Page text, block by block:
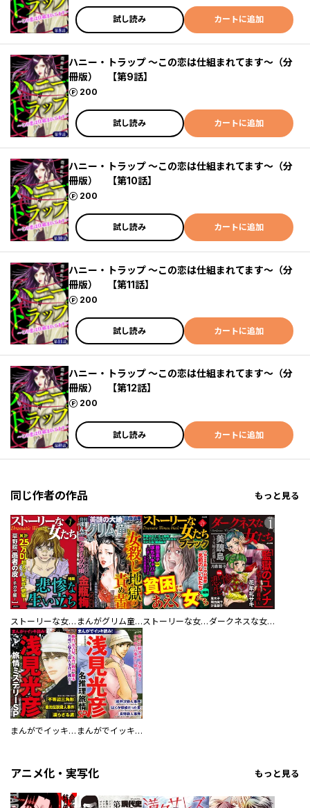
試し読み カートに追加
ハニー・トラップ ～この恋は仕組まれてます～（分
冊版） 【第9話】
200
ポイント
試し読み カートに追加
ハニー・トラップ ～この恋は仕組まれてます～（分
冊版） 【第10話】
200
ポイント
試し読み カートに追加
ハニー・トラップ ～この恋は仕組まれてます～（分
冊版） 【第11話】
200
ポイント
試し読み カートに追加
ハニー・トラップ ～この恋は仕組まれてます～（分
冊版） 【第12話】
200
ポイント
試し読み カートに追加
同じ作者の作品 もっと見る
ストーリーな女たち まんがグリム童話 ストーリーな女たち ブラック ダークネスな女たち
まんがでイッキ読み！ 浅見光彦旅情ミステリーSP まんがでイッキ読み！ 浅見光彦名推理旅情SP
アニメ化・実写化 もっと見る